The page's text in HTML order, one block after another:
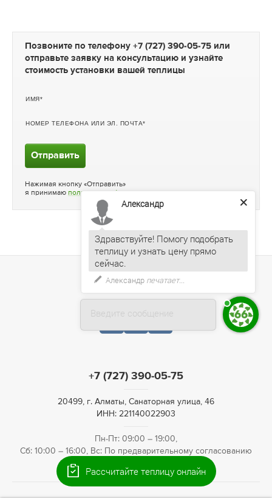
Позвоните по телефону +7 (727) 390-05-75 или
отправьте заявку на консультацию и узнайте
стоимость установки вашей теплицы
ИМЯ
НОМЕР ТЕЛЕФОНА ИЛИ ЭЛ. ПОЧТА
Отправить
Нажимая кнопку «Отправить»
я принимаю политику конфиденциальности
+7 (727) 390-05-75
20499, г. Алматы, Санаторная улица, 46
ИНН: 221140022903
Пн-Пт: 09:00 – 19:00,
Сб: 10:00 – 16:00, Вс: По предварительному согласованию
Рассчитайте теплицу онлайн
Введите сообщение
Александр
Здравствуйте! Помогу подобрать
теплицу и узнать цену прямо
Александрпечатает...